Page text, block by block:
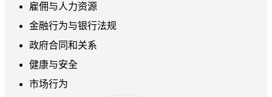
雇佣与人力资源
金融行为与银行法规
政府合同和关系
健康与安全
市场行为